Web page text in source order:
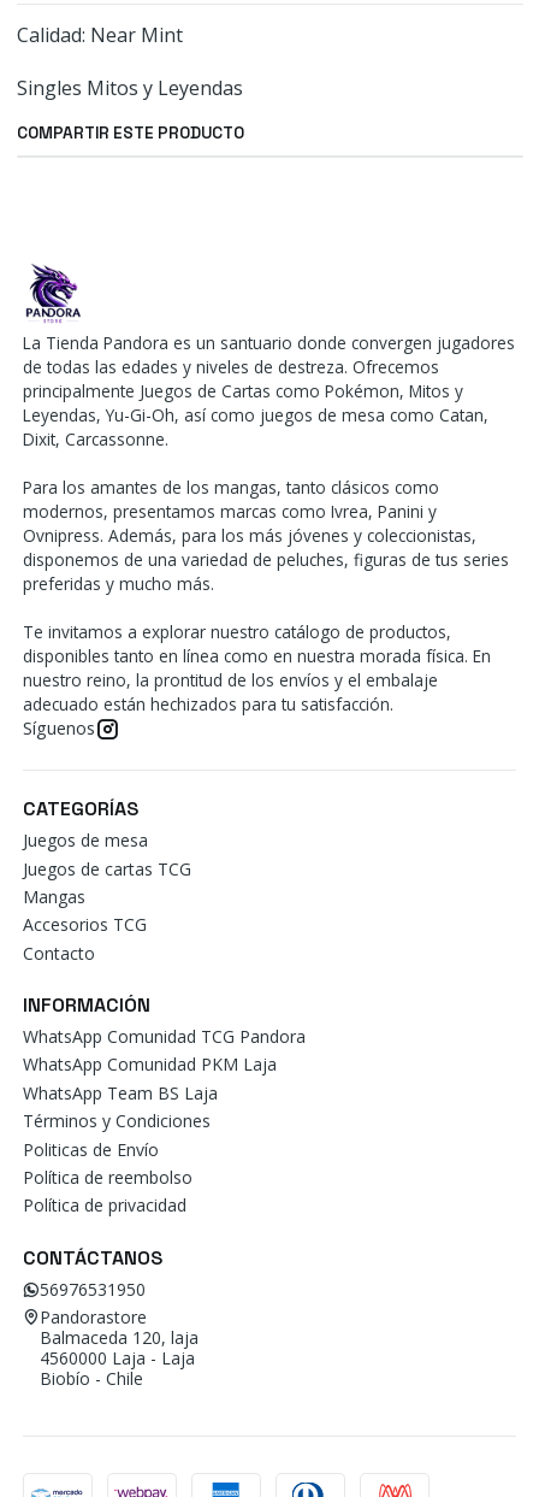
Calidad: Near Mint
Singles Mitos y Leyendas
COMPARTIR ESTE PRODUCTO
La Tienda Pandora es un santuario donde convergen jugadores
de todas las edades y niveles de destreza. Ofrecemos
principalmente Juegos de Cartas como Pokémon, Mitos y
Leyendas, Yu-Gi-Oh, así como juegos de mesa como Catan,
Dixit, Carcassonne.
Para los amantes de los mangas, tanto clásicos como
modernos, presentamos marcas como Ivrea, Panini y
Ovnipress. Además, para los más jóvenes y coleccionistas,
disponemos de una variedad de peluches, figuras de tus series
preferidas y mucho más.
Te invitamos a explorar nuestro catálogo de productos,
disponibles tanto en línea como en nuestra morada física. En
nuestro reino, la prontitud de los envíos y el embalaje
adecuado están hechizados para tu satisfacción.
Síguenos
CATEGORÍAS
Juegos de mesa
Juegos de cartas TCG
Mangas
Accesorios TCG
Contacto
INFORMACIÓN
WhatsApp Comunidad TCG Pandora
WhatsApp Comunidad PKM Laja
WhatsApp Team BS Laja
Términos y Condiciones
Politicas de Envío
Política de reembolso
Política de privacidad
CONTÁCTANOS
56976531950
Pandorastore
Balmaceda 120, laja
4560000 Laja - Laja
Biobío - Chile